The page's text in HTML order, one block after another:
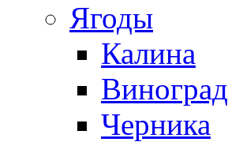
Ягоды
Калина
Виноград
Черника